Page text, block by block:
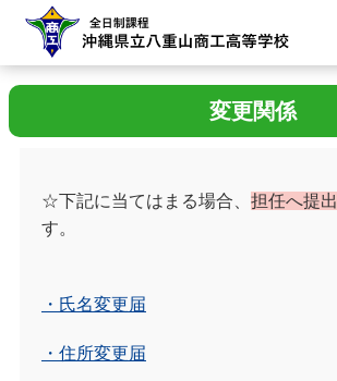
変更関係
☆下記に当てはまる場合、 担任へ提出
す。
・氏名変更届
・住所変更届